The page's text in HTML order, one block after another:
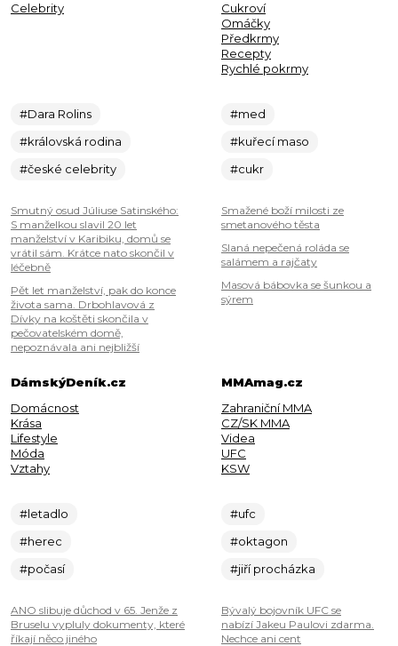
Celebrity
#Dara Rolins
#královská rodina
#české celebrity
Smutný osud Júliuse Satinského:
S manželkou slavil 20 let
manželství v Karibiku, domů se
vrátil sám. Krátce nato skončil v
léčebně
Pět let manželství, pak do konce
života sama. Drbohlavová z
Dívky na koštěti skončila v
pečovatelském domě,
nepoznávala ani nejbližší
Cukroví
Omáčky
Předkrmy
Recepty
Rychlé pokrmy
#med
#kuřecí maso
#cukr
Smažené boží milosti ze
smetanového těsta
Slaná nepečená roláda se
salámem a rajčaty
Masová bábovka se šunkou a
sýrem
DámskýDeník.cz
Domácnost
Krása
Lifestyle
Móda
Vztahy
#letadlo
#herec
#počasí
ANO slibuje důchod v 65. Jenže z
Bruselu vypluly dokumenty, které
říkají něco jiného
MMAmag.cz
Zahraniční MMA
CZ/SK MMA
Videa
UFC
KSW
#ufc
#oktagon
#jiří procházka
Bývalý bojovník UFC se
nabízí Jakeu Paulovi zdarma.
Nechce ani cent